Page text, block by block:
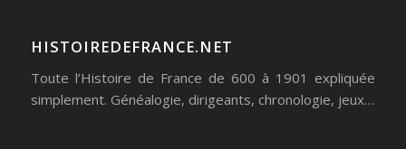
HISTOIREDEFRANCE.NET
Toute l’Histoire de France de 600 à 1901 expliquée
simplement. Généalogie, dirigeants, chronologie, jeux…